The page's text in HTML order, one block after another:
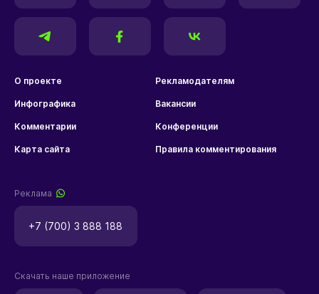
О проекте Рекламодателям
Инфографика Вакансии
Комментарии Конференции
Карта сайта Правила комментирования
Реклама
+7 (700) 3 888 188
Скачать наше приложение